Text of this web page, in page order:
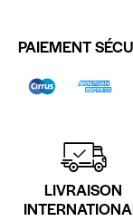
PAIEMENT
LIVRAISON